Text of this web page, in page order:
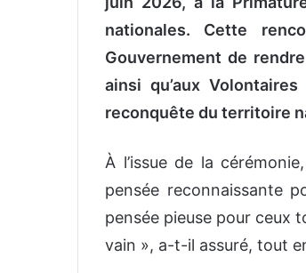
nationales. Cette
Gouvernement de
ainsi qu’aux
reconquête du territoire
‎À l’issue de la
pensée reconnaissante
pensée pieuse pour ceux
vain », a-t-il assuré, tout